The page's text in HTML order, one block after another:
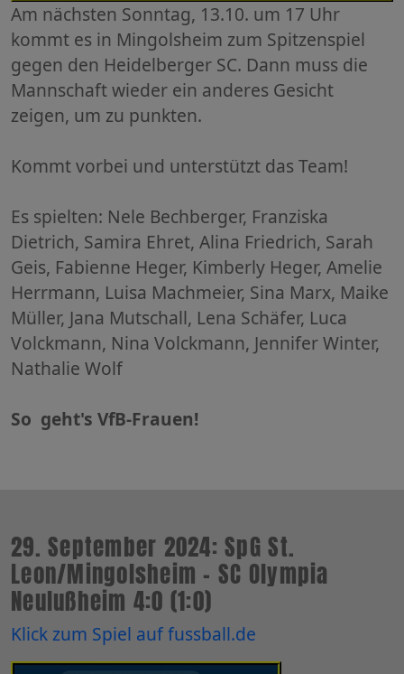
Am nächsten Sonntag, 13.10. um 17 Uhr
kommt es in Mingolsheim zum Spitzenspiel
gegen den Heidelberger SC. Dann muss die
Mannschaft wieder ein anderes Gesicht
zeigen, um zu punkten.
Kommt vorbei und unterstützt das Team!
Es spielten: Nele Bechberger, Franziska
Dietrich, Samira Ehret, Alina Friedrich, Sarah
Geis, Fabienne Heger, Kimberly Heger, Amelie
Herrmann, Luisa Machmeier, Sina Marx, Maike
Müller, Jana Mutschall, Lena Schäfer, Luca
Volckmann, Nina Volckmann, Jennifer Winter,
Nathalie Wolf
So geht's VfB-Frauen!
29. September 2024: SpG St.
Leon/Mingolsheim - SC Olympia
Neulußheim 4:0 (1:0)
Klick zum Spiel auf fussball.de